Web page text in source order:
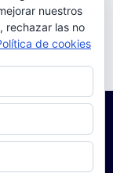
nuestros
rechazar las no
de cookies
las cookies,